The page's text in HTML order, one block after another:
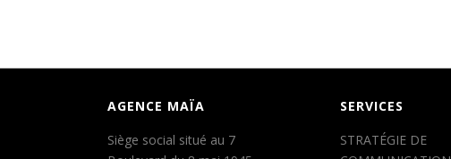
AGENCE MAÏA
Siège social situé au 7
SERVICES
STRATÉGIE DE